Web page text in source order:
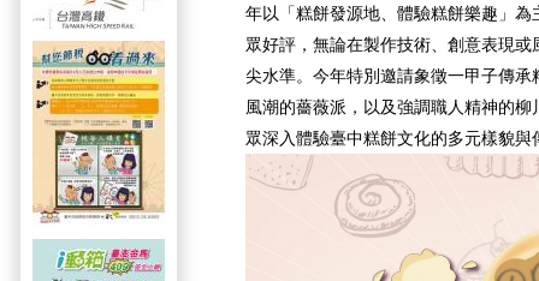
年以「糕餅發源地、體驗糕餅樂趣」
眾好評，無論在製作技術、創意表現
尖水準。今年特別邀請象徵一甲子傳
風潮的薔薇派，以及強調職人精神的
眾深入體驗臺中糕餅文化的多元樣貌與